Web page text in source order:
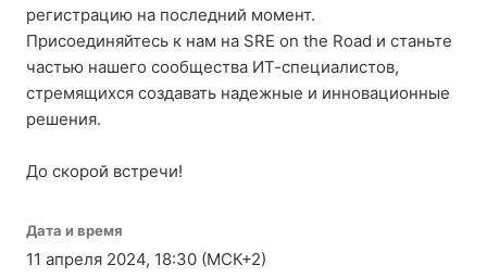
регистрацию на последний момент.
Присоединяйтесь к нам на SRE on the Road и станьте
частью нашего сообщества ИТ-специалистов,
стремящихся создавать надежные и инновационные
решения.
До скорой встречи!
Дата и время
11 апреля 2024, 18:30 (МСК+2)